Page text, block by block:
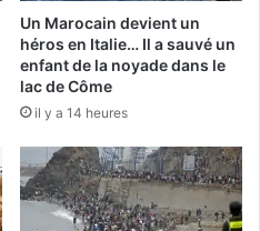
Un Marocain devient un
héros en Italie… Il a sauvé un
enfant de la noyade dans le
lac de Côme
il y a 14 heures